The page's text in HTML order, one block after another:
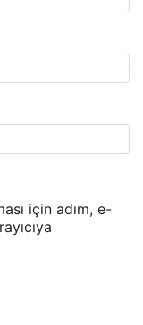
için adım, e-